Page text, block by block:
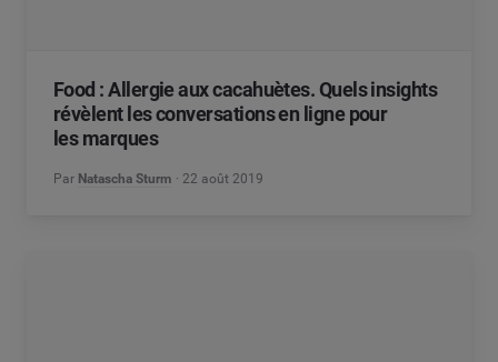
Food : Allergie aux cacahuètes. Quels insights
révèlent les conversations en ligne pour
les marques
Par Natascha Sturm 22 août 2019